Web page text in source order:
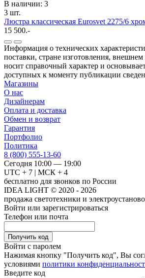
В наличии: 3
3 шт.
Люстра классическая Eurosvet 2275/6
15 500.-
Информация о технических
поставки, стране изготовления, внешнем
носит справочный характер и
доступных к моменту публикации
Магазины
О нас
Дизайнерам
Оплата и доставка
Обмен и возврат
Гарантия
Портфолио
Политика
8 (800) 555-13-60
Сегодня 10:00 — 19:00
UTC + 7 | МСК + 4
бесплатно для звонков по России
IDEA LIGHT © 2020 - 2026
продажа светотехники и
Войти или зарегистрироваться
Телефон или почта
Получить код
Войти с паролем
Нажимая кнопку "Получить код", Вы
условиями политики
Введите код